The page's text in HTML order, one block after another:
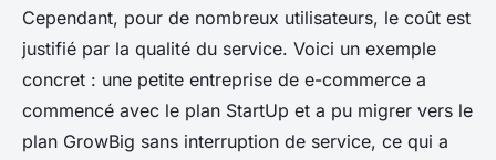
Cependant, pour de nombreux utilisateurs, le coût est
justifié par la qualité du service. Voici un exemple
concret : une petite entreprise de e-commerce a
commencé avec le plan StartUp et a pu migrer vers le
plan GrowBig sans interruption de service, ce qui a